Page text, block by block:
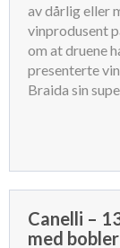
av dårlig eller
vinprodusent
om at druene
presenterte
Braida sin
Canelli –
med bobler